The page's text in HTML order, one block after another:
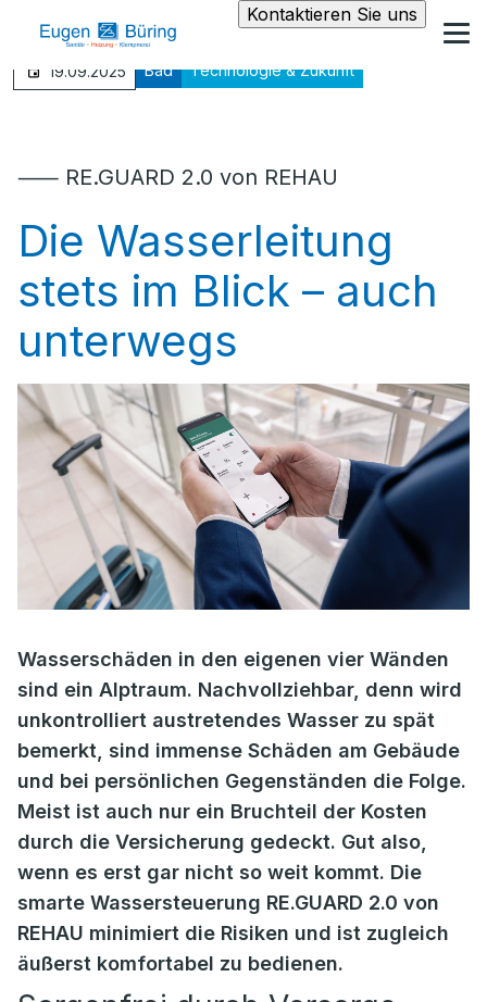
Kontaktieren Sie uns
19.09.2025 Bad Technologie & Zukunft
⸺ RE.GUARD 2.0 von REHAU
Die Wasserleitung
stets im Blick – auch
unterwegs
Wasserschäden in den eigenen vier Wänden
sind ein Alptraum. Nachvollziehbar, denn wird
unkontrolliert austretendes Wasser zu spät
bemerkt, sind immense Schäden am Gebäude
und bei persönlichen Gegenständen die Folge.
Meist ist auch nur ein Bruchteil der Kosten
durch die Versicherung gedeckt. Gut also,
wenn es erst gar nicht so weit kommt. Die
smarte Wassersteuerung RE.GUARD 2.0 von
REHAU minimiert die Risiken und ist zugleich
äußerst komfortabel zu bedienen.